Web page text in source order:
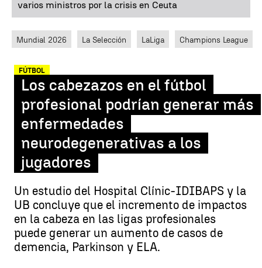
varios ministros por la crisis en Ceuta
Mundial 2026 La Selección LaLiga Champions League
FÚTBOL
Los cabezazos en el fútbol
profesional podrían generar más
enfermedades
neurodegenerativas a los
jugadores
Un estudio del Hospital Clínic-IDIBAPS y la
UB concluye que el incremento de impactos
en la cabeza en las ligas profesionales
puede generar un aumento de casos de
demencia, Parkinson y ELA.